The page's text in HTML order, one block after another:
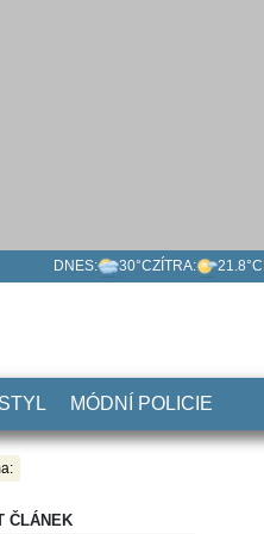
DNES: 30°CZÍTRA: 21.8°C
MÓDNÍ POLICIE
ČLÁNEK